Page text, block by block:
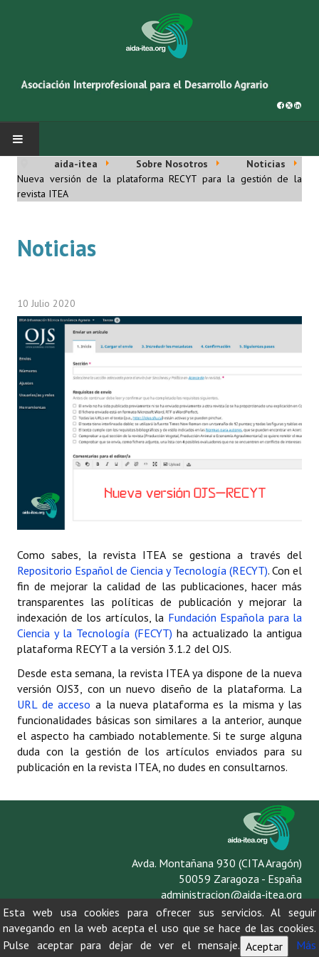
INICIO
Asociación AIDA
Organigrama
Estatutos
Hacerse socio
Noticias
Galería de Fotos
Web AIDA 2.0
Presentación ITEA
Leer revista ITEA
Directrices para autores/as
Políticas Editoriales
Sello Calidad FECYT
Premio Prensa Agraria
Buscador de Artículos
Premio Jóvenes Investigadores
Buscador de Comunicaciones
aida-itea Sobre Nosotros
Noticias
Nueva versión de la plataforma RECYT para la gestión de la
revista ITEA
Noticias
10 Julio 2020
Como sabes, la revista ITEA se gestiona a través del
Repositorio Español de Ciencia y Tecnología (RECYT). Con el
fin de mejorar la calidad de las publicaciones, hacer más
transparentes las políticas de publicación y mejorar la
indexación de los artículos, la Fundación Española para la
Ciencia y la Tecnología (FECYT) ha actualizado la antigua
plataforma RECYT a la versión 3.1.2 del OJS.
Desde esta semana, la revista ITEA ya dispone de la nueva
versión OJS3, con un nuevo diseño de la plataforma. La
URL de acceso a la nueva plataforma es la misma y las
funcionalidades básicas son similares a la anterior, aunque
el aspecto ha cambiado notablemente. Si te surge alguna
duda con la gestión de los artículos enviados para su
publicación en la revista ITEA, no dudes en consultarnos.
Avda. Montañana 930 (CITA Aragón)
50059 Zaragoza - España
administracion@aida-itea.org
976 716 305
Esta web usa cookies para ofrecer sus servicios. Al seguir
navegando en la web acepta el uso que se hace de las cookies.
Pulse aceptar para dejar de ver el mensaje. Aceptar Más